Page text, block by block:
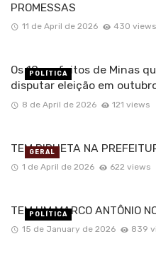
PROMESSAS
11 de April de 2026 430 views
Os 10 prefeitos de Minas
disputar eleição em
8 de April de 2026 121 views
POLÍTICA
TEM PIRUETA NA
1 de April de 2026 622 views
GERAL
TEM UM MARCO ANTÔNIO
15 de January de 2026 839
POLÍTICA